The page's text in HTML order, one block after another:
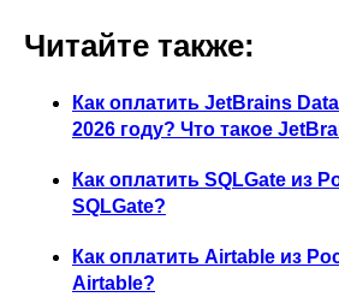
Читайте также:
Как оплатить JetBrains
2026 году? Что такое
Как оплатить SQLGate из
SQLGate?
Как оплатить Airtable из
Airtable?